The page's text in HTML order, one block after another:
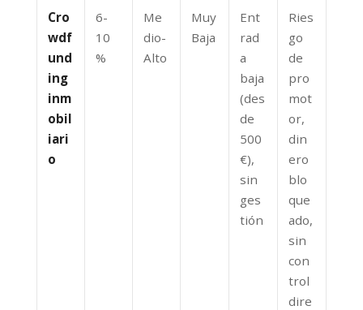
Cro
wdf
und
ing
inm
obil
iari
o
6-
10
%
Me
dio-
Alto
Muy
Baja
Ent
rad
a
baja
(des
de
500
€),
sin
ges
tión
Ries
go
de
pro
mot
or,
din
ero
blo
que
ado,
sin
con
trol
dire